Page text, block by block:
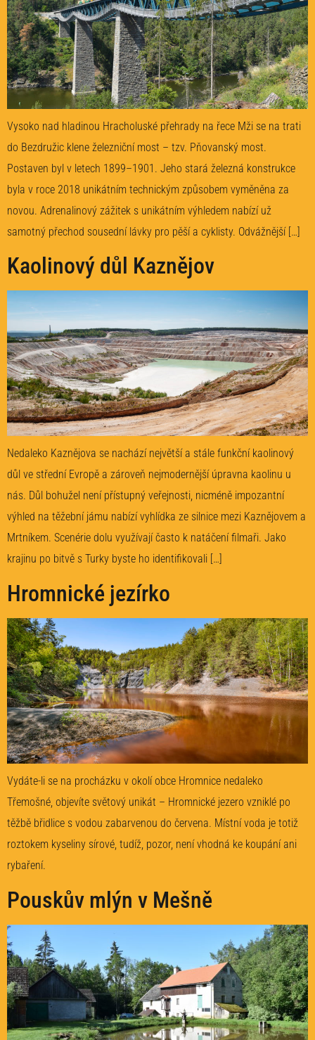
Vysoko nad hladinou Hracholuské přehrady na řece Mži se na trati
do Bezdružic klene železniční most – tzv. Pňovanský most.
Postaven byl v letech 1899–1901. Jeho stará železná konstrukce
byla v roce 2018 unikátním technickým způsobem vyměněna za
novou. Adrenalinový zážitek s unikátním výhledem nabízí už
samotný přechod sousední lávky pro pěší a cyklisty. Odvážnější […]
Kaolinový důl Kaznějov
Nedaleko Kaznějova se nachází největší a stále funkční kaolinový
důl ve střední Evropě a zároveň nejmodernější úpravna kaolinu u
nás. Důl bohužel není přístupný veřejnosti, nicméně impozantní
výhled na těžební jámu nabízí vyhlídka ze silnice mezi Kaznějovem a
Mrtníkem. Scenérie dolu využívají často k natáčení filmaři. Jako
krajinu po bitvě s Turky byste ho identifikovali […]
Hromnické jezírko
Vydáte-li se na procházku v okolí obce Hromnice nedaleko
Třemošné, objevíte světový unikát – Hromnické jezero vzniklé po
těžbě břidlice s vodou zabarvenou do červena. Místní voda je totiž
roztokem kyseliny sírové, tudíž, pozor, není vhodná ke koupání ani
rybaření.
Pouskův mlýn v Mešně